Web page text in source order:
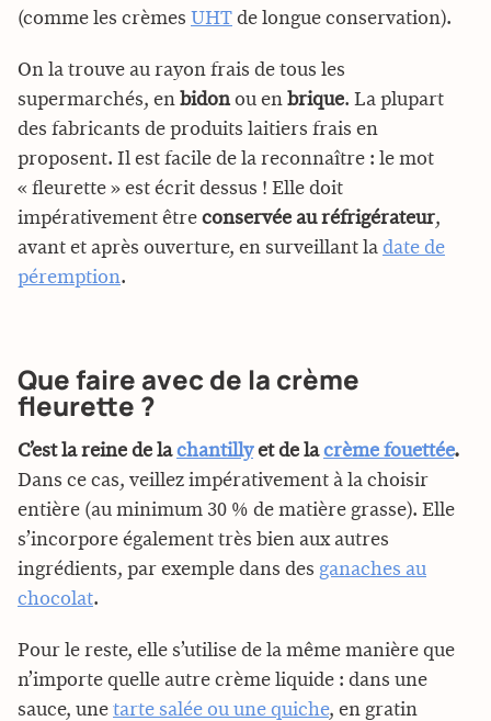
(comme les crèmes UHT de longue conservation).
On la trouve au rayon frais de tous les
supermarchés, en bidonou en brique. La plupart
des fabricants de produits laitiers frais en
proposent. Il est facile de la reconnaître : le mot
« fleurette » est écrit dessus ! Elle doit
impérativement être conservée au réfrigérateur,
avant et après ouverture, en surveillant la date de
péremption.
Que faire avec de la crème
fleurette ?
C’est la reine de lachantillyet de lacrème fouettée.
Dans ce cas, veillez impérativement à la choisir
entière (au minimum 30 % de matière grasse). Elle
s’incorpore également très bien aux autres
ingrédients, par exemple dans des ganaches au
chocolat.
Pour le reste, elle s’utilise de la même manière que
n’importe quelle autre crème liquide : dans une
sauce, une tarte salée ou une quiche, en gratin